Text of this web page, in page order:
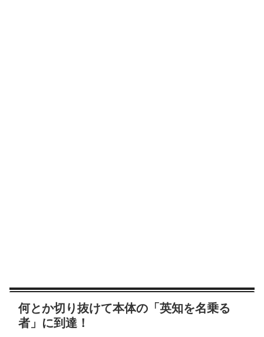
何とか切り抜けて本体の「英知を名乗る
者」に到達！